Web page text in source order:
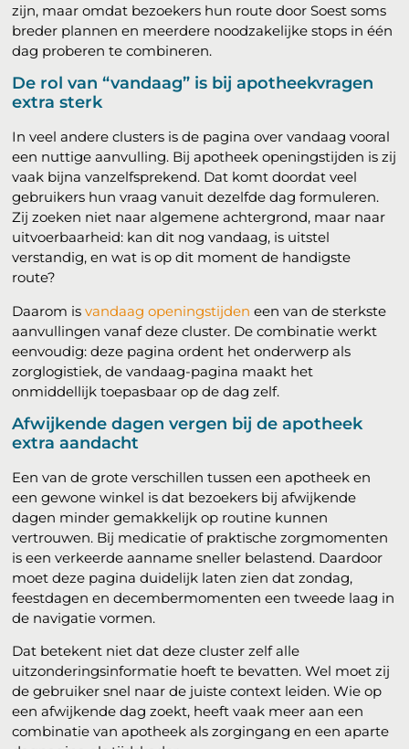
zijn, maar omdat bezoekers hun route door Soest soms
breder plannen en meerdere noodzakelijke stops in één
dag proberen te combineren.
De rol van “vandaag” is bij apotheekvragen
extra sterk
In veel andere clusters is de pagina over vandaag vooral
een nuttige aanvulling. Bij apotheek openingstijden is zij
vaak bijna vanzelfsprekend. Dat komt doordat veel
gebruikers hun vraag vanuit dezelfde dag formuleren.
Zij zoeken niet naar algemene achtergrond, maar naar
uitvoerbaarheid: kan dit nog vandaag, is uitstel
verstandig, en wat is op dit moment de handigste
route?
Daarom isvandaag openingstijden een van de sterkste
aanvullingen vanaf deze cluster. De combinatie werkt
eenvoudig: deze pagina ordent het onderwerp als
zorglogistiek, de vandaag-pagina maakt het
onmiddellijk toepasbaar op de dag zelf.
Afwijkende dagen vergen bij de apotheek
extra aandacht
Een van de grote verschillen tussen een apotheek en
een gewone winkel is dat bezoekers bij afwijkende
dagen minder gemakkelijk op routine kunnen
vertrouwen. Bij medicatie of praktische zorgmomenten
is een verkeerde aanname sneller belastend. Daardoor
moet deze pagina duidelijk laten zien dat zondag,
feestdagen en decembermomenten een tweede laag in
de navigatie vormen.
Dat betekent niet dat deze cluster zelf alle
uitzonderingsinformatie hoeft te bevatten. Wel moet zij
de gebruiker snel naar de juiste context leiden. Wie op
een afwijkende dag zoekt, heeft vaak meer aan een
combinatie van apotheek als zorgingang en een aparte